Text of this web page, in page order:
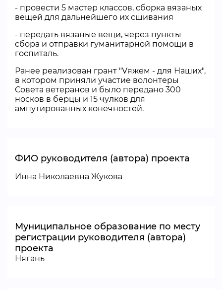
- провести 5 мастер классов, сборка вязаных
вещей для дальнейшего их сшивания
- передать вязаные вещи, через пункты
сбора и отправки гуманитарной помощи в
госпиталь.
Ранее реализован грант "Vяжем - для Наших",
в котором приняли участие волонтеры
Совета ветеранов и было передано 300
носков в берцы и 15 чулков для
ампутированных конечностей.
ФИО руководителя (автора) проекта
Инна Николаевна Жукова
Муниципальное образование по месту
регистрации руководителя (автора)
проекта
Нягань